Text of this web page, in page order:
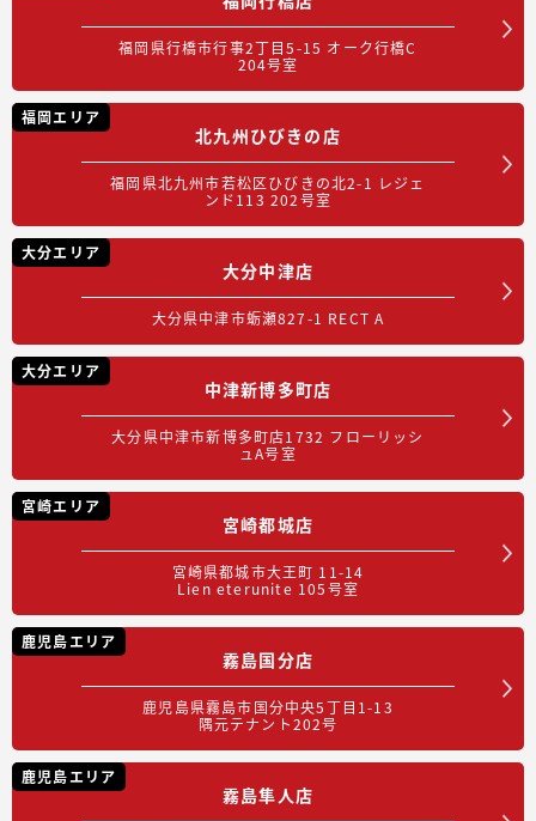
福岡県行橋市行事2丁目5-15 オーク行橋C
204号室
福岡エリア
北九州ひびきの店
福岡県北九州市若松区ひびきの北2-1 レジェ
ンド113 202号室
大分エリア
大分中津店
大分県中津市蛎瀬827-1 RECT A
大分エリア
中津新博多町店
大分県中津市新博多町店1732 フローリッシ
ュA号室
宮崎エリア
宮崎都城店
宮崎県都城市大王町 11-14
Lien eterunite 105号室
鹿児島エリア
霧島国分店
鹿児島県霧島市国分中央5丁目1-13
隅元テナント202号
鹿児島エリア
霧島隼人店